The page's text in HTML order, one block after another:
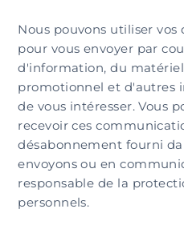
Nous pouvons utiliser vos
pour vous envoyer par
d'information, du
promotionnel et d'autres
de vous intéresser. Vous
recevoir ces
désabonnement fourni
envoyons ou en
responsable de la
personnels.